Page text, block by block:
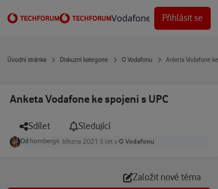
Vodafone Techforum
Přihlásit se
Úvodní stránka Diskuzní kategorie O Vodafonu Anketa Vodafone
Anketa Vodafone ke spojeni s UPC
Sdílet Sledující
Od homberg4. března 2021 5 let v O Vodafonu
Založit nové téma